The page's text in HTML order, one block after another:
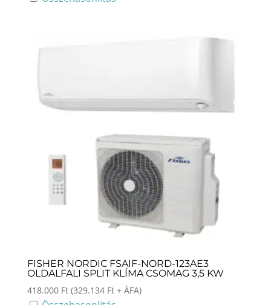
FISHER NORDIC FSAIF-NORD-123AE3
OLDALFALI SPLIT KLÍMA CSOMAG 3,5 KW
418.000 Ft (329.134 Ft+ ÁFA)